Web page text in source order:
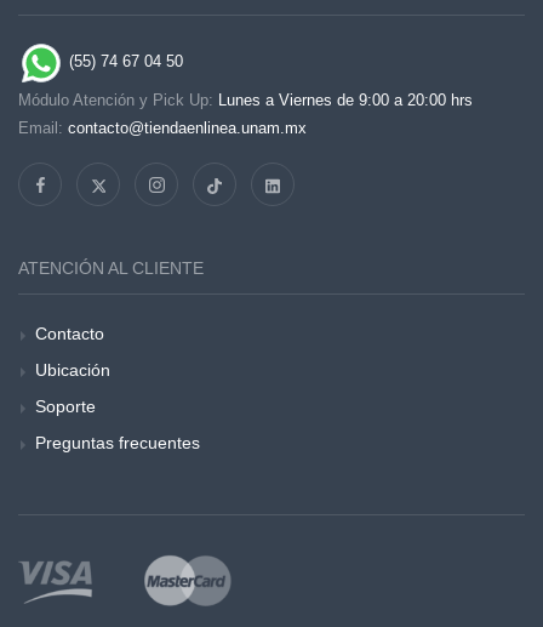
(55) 74 67 04 50
Módulo Atención y Pick Up: Lunes a Viernes de 9:00 a 20:00 hrs
Email: contacto@tiendaenlinea.unam.mx
ATENCIÓN AL CLIENTE
Contacto
Ubicación
Soporte
Preguntas frecuentes